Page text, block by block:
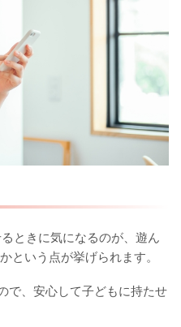
ときに気になるのが、遊ん
という点が挙げられます。
で、安心して子どもに持たせ